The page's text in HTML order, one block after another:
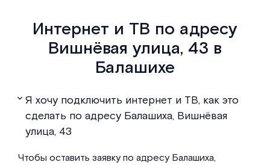
Интернет и ТВ по адресу
Вишнёвая улица, 43 в
Балашихе
Я хочу подключить интернет и ТВ, как это
сделать по адресу Балашиха, Вишнёвая
улица, 43
Чтобы оставить заявку по адресу Балашиха,